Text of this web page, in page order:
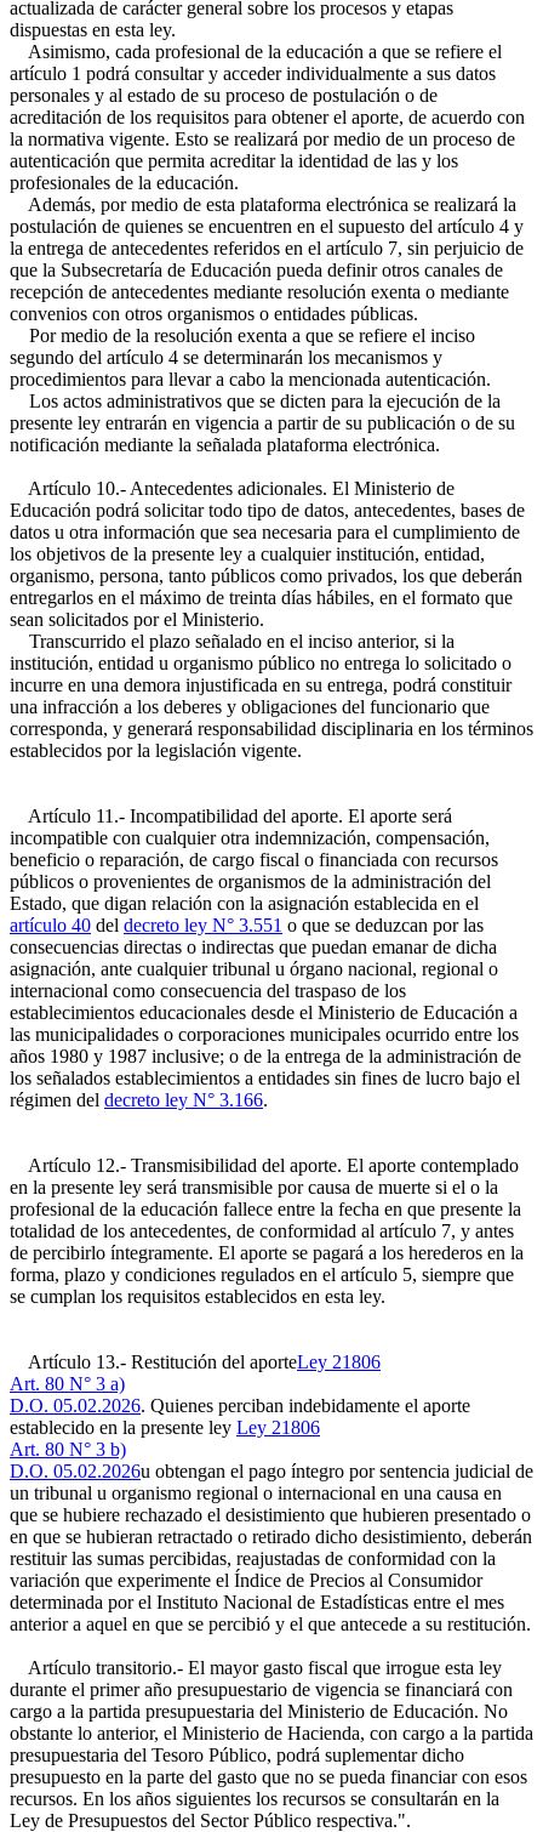
actualizada de carácter general sobre los procesos y etapas
dispuestas en esta ley.
Asimismo, cada profesional de la educación a que se refiere el
artículo 1 podrá consultar y acceder individualmente a sus datos
personales y al estado de su proceso de postulación o de
acreditación de los requisitos para obtener el aporte, de acuerdo con
la normativa vigente. Esto se realizará por medio de un proceso de
autenticación que permita acreditar la identidad de las y los
profesionales de la educación.
Además, por medio de esta plataforma electrónica se realizará la
postulación de quienes se encuentren en el supuesto del artículo 4 y
la entrega de antecedentes referidos en el artículo 7, sin perjuicio de
que la Subsecretaría de Educación pueda definir otros canales de
recepción de antecedentes mediante resolución exenta o mediante
convenios con otros organismos o entidades públicas.
Por medio de la resolución exenta a que se refiere el inciso
segundo del artículo 4 se determinarán los mecanismos y
procedimientos para llevar a cabo la mencionada autenticación.
Los actos administrativos que se dicten para la ejecución de la
presente ley entrarán en vigencia a partir de su publicación o de su
notificación mediante la señalada plataforma electrónica.
Artículo 10.- Antecedentes adicionales. El Ministerio de
Educación podrá solicitar todo tipo de datos, antecedentes, bases de
datos u otra información que sea necesaria para el cumplimiento de
los objetivos de la presente ley a cualquier institución, entidad,
organismo, persona, tanto públicos como privados, los que deberán
entregarlos en el máximo de treinta días hábiles, en el formato que
sean solicitados por el Ministerio.
Transcurrido el plazo señalado en el inciso anterior, si la
institución, entidad u organismo público no entrega lo solicitado o
incurre en una demora injustificada en su entrega, podrá constituir
una infracción a los deberes y obligaciones del funcionario que
corresponda, y generará responsabilidad disciplinaria en los términos
establecidos por la legislación vigente.
Artículo 11.- Incompatibilidad del aporte. El aporte será
incompatible con cualquier otra indemnización, compensación,
beneficio o reparación, de cargo fiscal o financiada con recursos
públicos o provenientes de organismos de la administración del
Estado, que digan relación con la asignación establecida en el
artículo 40 del decreto ley N° 3.551 o que se deduzcan por las
consecuencias directas o indirectas que puedan emanar de dicha
asignación, ante cualquier tribunal u órgano nacional, regional o
internacional como consecuencia del traspaso de los
establecimientos educacionales desde el Ministerio de Educación a
las municipalidades o corporaciones municipales ocurrido entre los
años 1980 y 1987 inclusive; o de la entrega de la administración de
los señalados establecimientos a entidades sin fines de lucro bajo el
régimen del decreto ley N° 3.166.
Artículo 12.- Transmisibilidad del aporte. El aporte contemplado
en la presente ley será transmisible por causa de muerte si el o la
profesional de la educación fallece entre la fecha en que presente la
totalidad de los antecedentes, de conformidad al artículo 7, y antes
de percibirlo íntegramente. El aporte se pagará a los herederos en la
forma, plazo y condiciones regulados en el artículo 5, siempre que
se cumplan los requisitos establecidos en esta ley.
Artículo 13.- Restitución del aporteLey 21806
Art. 80 N° 3 a)
D.O. 05.02.2026. Quienes perciban indebidamente el aporte
establecido en la presente ley Ley 21806
Art. 80 N° 3 b)
D.O. 05.02.2026u obtengan el pago íntegro por sentencia judicial de
un tribunal u organismo regional o internacional en una causa en
que se hubiere rechazado el desistimiento que hubieren presentado o
en que se hubieran retractado o retirado dicho desistimiento, deberán
restituir las sumas percibidas, reajustadas de conformidad con la
variación que experimente el Índice de Precios al Consumidor
determinada por el Instituto Nacional de Estadísticas entre el mes
anterior a aquel en que se percibió y el que antecede a su restitución.
Artículo transitorio.- El mayor gasto fiscal que irrogue esta ley
durante el primer año presupuestario de vigencia se financiará con
cargo a la partida presupuestaria del Ministerio de Educación. No
obstante lo anterior, el Ministerio de Hacienda, con cargo a la partida
presupuestaria del Tesoro Público, podrá suplementar dicho
presupuesto en la parte del gasto que no se pueda financiar con esos
recursos. En los años siguientes los recursos se consultarán en la
Ley de Presupuestos del Sector Público respectiva.".